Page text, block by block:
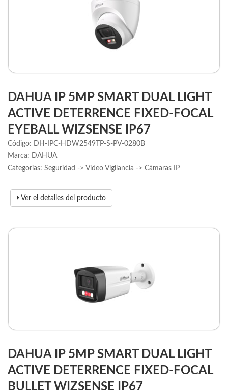
DAHUA IP 5MP SMART DUAL LIGHT
ACTIVE DETERRENCE FIXED-FOCAL
EYEBALL WIZSENSE IP67
Código: DH-IPC-HDW2549TP-S-PV-0280B
Marca: DAHUA
Categorias: Seguridad -> Video Vigilancia -> Cámaras IP
Ver el detalles del producto
DAHUA IP 5MP SMART DUAL LIGHT
ACTIVE DETERRENCE FIXED-FOCAL
BULLET WIZSENSE IP67